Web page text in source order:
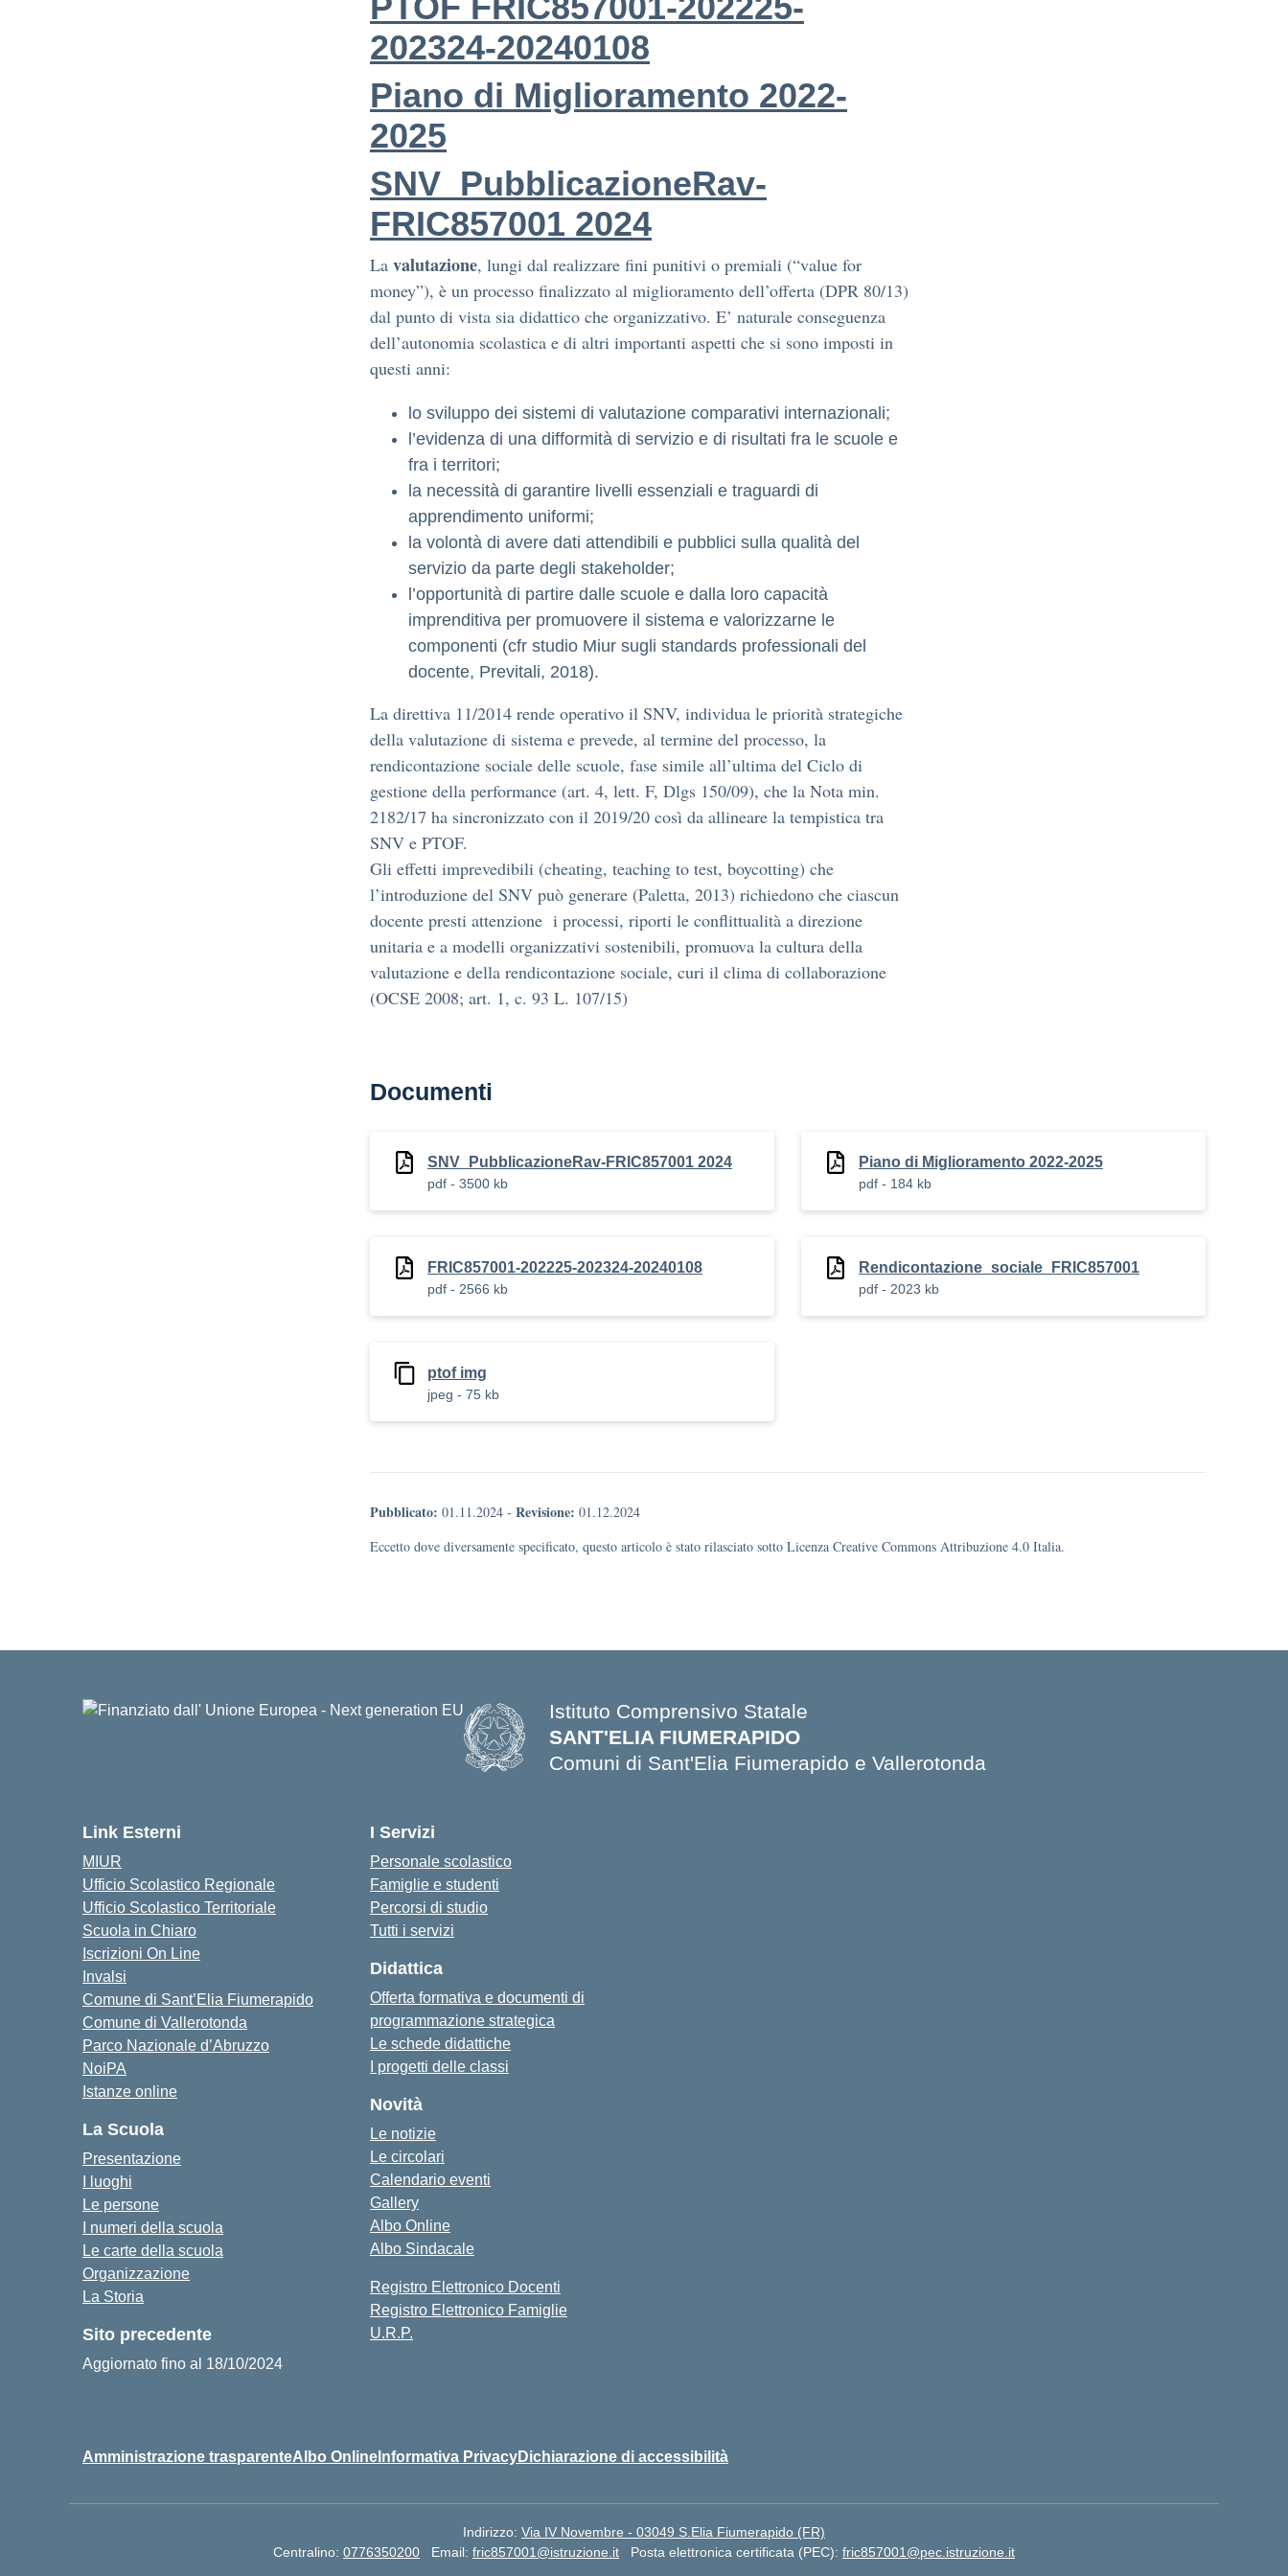
PTOF FRIC857001-202225-
202324-20240108
Piano di Miglioramento 2022-
2025
SNV_PubblicazioneRav-
FRIC857001 2024
La valutazione, lungi dal realizzare fini punitivi o premiali (“value for
money”), è un processo finalizzato al miglioramento dell’offerta (DPR 80/13)
dal punto di vista sia didattico che organizzativo. E’ naturale conseguenza
dell’autonomia scolastica e di altri importanti aspetti che si sono imposti in
questi anni:
lo sviluppo dei sistemi di valutazione comparativi internazionali;
l’evidenza di una difformità di servizio e di risultati fra le scuole e
fra i territori;
la necessità di garantire livelli essenziali e traguardi di
apprendimento uniformi;
la volontà di avere dati attendibili e pubblici sulla qualità del
servizio da parte degli stakeholder;
l’opportunità di partire dalle scuole e dalla loro capacità
imprenditiva per promuovere il sistema e valorizzarne le
componenti (cfr studio Miur sugli standards professionali del
docente, Previtali, 2018).
La direttiva 11/2014 rende operativo il SNV, individua le priorità strategiche
della valutazione di sistema e prevede, al termine del processo, la
rendicontazione sociale delle scuole, fase simile all’ultima del Ciclo di
gestione della performance (art. 4, lett. F, Dlgs 150/09), che la Nota min.
2182/17 ha sincronizzato con il 2019/20 così da allineare la tempistica tra
SNV e PTOF.
Gli effetti imprevedibili (cheating, teaching to test, boycotting) che
l’introduzione del SNV può generare (Paletta, 2013) richiedono che ciascun
docente presti attenzione i processi, riporti le conflittualità a direzione
unitaria e a modelli organizzativi sostenibili, promuova la cultura della
valutazione e della rendicontazione sociale, curi il clima di collaborazione
(OCSE 2008; art. 1, c. 93 L. 107/15)
Documenti
SNV_PubblicazioneRav-FRIC857001 2024
pdf - 3500 kb
Piano di Miglioramento 2022-2025
pdf - 184 kb
FRIC857001-202225-202324-20240108
pdf - 2566 kb
Rendicontazione_sociale_FRIC857001
pdf - 2023 kb
ptof img
jpeg - 75 kb
Pubblicato: 01.11.2024 - Revisione: 01.12.2024
Eccetto dove diversamente specificato, questo articolo è stato rilasciato sotto Licenza Creative Commons Attribuzione 4.0 Italia.
Istituto Comprensivo Statale
SANT'ELIA FIUMERAPIDO
Comuni di Sant'Elia Fiumerapido e Vallerotonda
Link Esterni
MIUR
Ufficio Scolastico Regionale
Ufficio Scolastico Territoriale
Scuola in Chiaro
Iscrizioni On Line
Invalsi
Comune di Sant’Elia Fiumerapido
Comune di Vallerotonda
Parco Nazionale d’Abruzzo
NoiPA
Istanze online
La Scuola
Presentazione
I luoghi
Le persone
I numeri della scuola
Le carte della scuola
Organizzazione
La Storia
Sito precedente
Aggiornato fino al 18/10/2024
I Servizi
Personale scolastico
Famiglie e studenti
Percorsi di studio
Tutti i servizi
Didattica
Offerta formativa e documenti di
programmazione strategica
Le schede didattiche
I progetti delle classi
Novità
Le notizie
Le circolari
Calendario eventi
Gallery
Albo Online
Albo Sindacale
Registro Elettronico Docenti
Registro Elettronico Famiglie
U.R.P.
Amministrazione trasparenteAlbo Online Informativa PrivacyDichiarazione di accessibilità
Indirizzo: Via IV Novembre - 03049 S.Elia Fiumerapido (FR)
Centralino: 0776350200 Email: fric857001@istruzione.it Posta elettronica certificata (PEC): fric857001@pec.istruzione.it